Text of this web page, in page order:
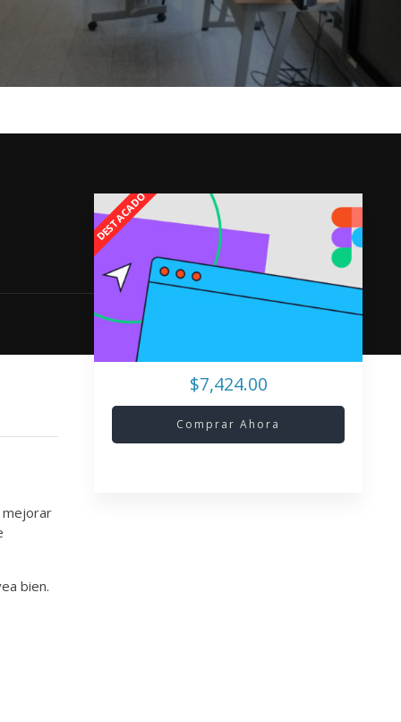
mejorar
bien.
$7,424.00
Comprar Ahora